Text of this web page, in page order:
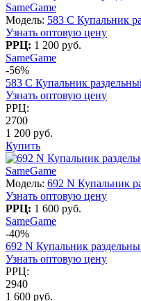
SameGame
Модель: 583 C Купальник
Узнать оптовую цену
РРЦ: 1 200 руб.
SameGame
-56%
583 C Купальник
Узнать оптовую цену
РРЦ:
2700
1 200 руб.
Купить
SameGame
Модель: 692 N Купальник
Узнать оптовую цену
РРЦ: 1 600 руб.
SameGame
-40%
692 N Купальник
Узнать оптовую цену
РРЦ:
2940
1 600 руб.